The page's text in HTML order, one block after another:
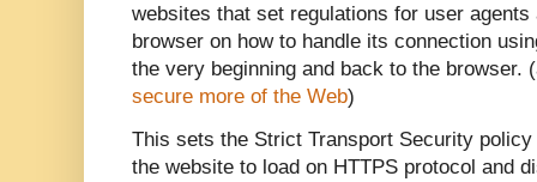
websites that set regulations for user agents
browser on how to handle its connection
the very beginning and back to the browser.
secure more of the Web)
This sets the Strict Transport Security
the website to load on HTTPS protocol and